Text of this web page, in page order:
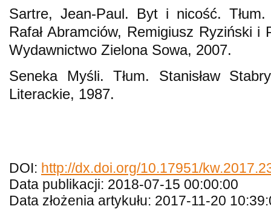
Sartre, Jean-Paul. Byt i nicość.
Rafał Abramciów, Remigiusz Ryziński i
Wydawnictwo Zielona Sowa, 2007.
Seneka Myśli. Tłum. Stanisław
Literackie, 1987.
DOI: http://dx.doi.org/10.17951/
Data publikacji: 2018-07-15 00:00:00
Data złożenia artykułu: 2017-11-20